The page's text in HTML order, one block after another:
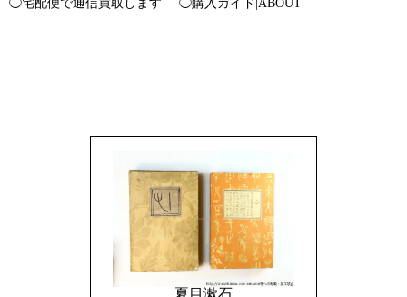
◯宅配便で通信買取します ◯購入ガイド|ABOUT
夏目漱石